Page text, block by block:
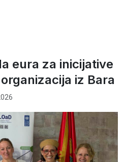
eura za inicijative
iz Bara